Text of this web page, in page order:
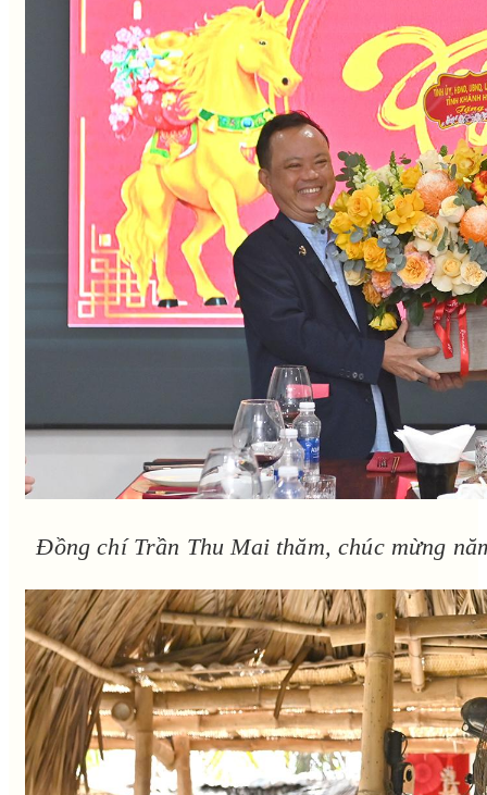
Đồng chí Trần Thu Mai thăm, chúc mừng